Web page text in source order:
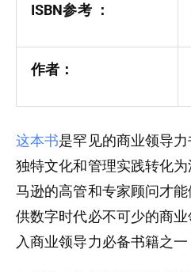
ISBN参考‏ ：
作者：
这本书是罕见的商业领导
独特文化和管理实践转化
马逊的高管和专家顾问才
供数字时代必不可少的商
入商业领导力必备书籍之一